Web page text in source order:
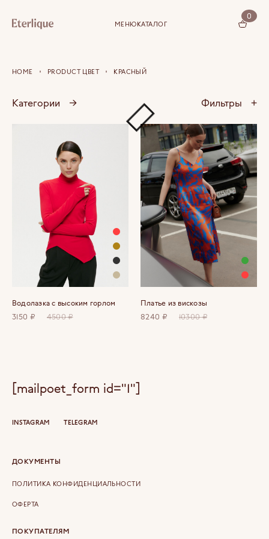
МЕНЮКАТАЛОГ
0
КОРЗИНА (0)
HOME PRODUCT ЦВЕТ КРАСНЫЙ
Категории → Фильтры +
Водолазка с высоким горлом
3150 ₽
4500 ₽
Платье из вискозы
8240 ₽
10300 ₽
ДОКУМЕНТЫ
ПОЛИТИКА КОНФИДЕНЦИАЛЬНОСТИ
ОФЕРТА
ПОКУПАТЕЛЯМ
INSTAGRAM TELEGRAM
[mailpoet_form id="1"]